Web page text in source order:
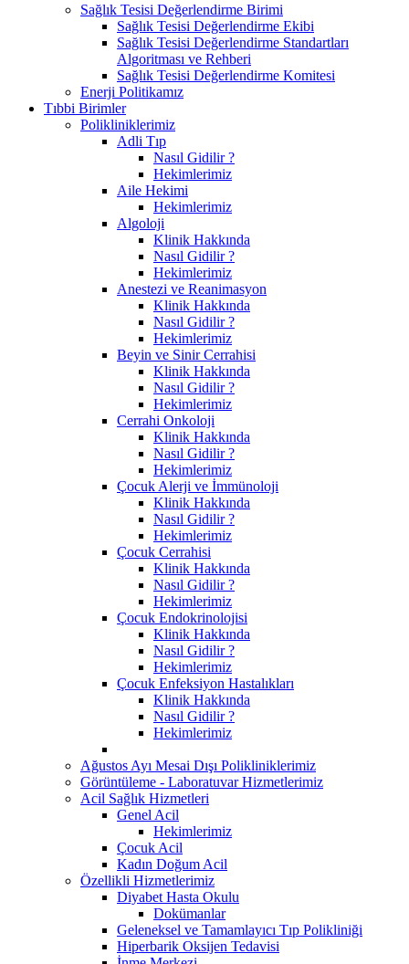
Sağlık Tesisi Değerlendirme Birimi
Sağlık Tesisi Değerlendirme Ekibi
Sağlık Tesisi Değerlendirme Standartları
Algoritması ve Rehberi
Sağlık Tesisi Değerlendirme Komitesi
Enerji Politikamız
Tıbbi Birimler
Polikliniklerimiz
Adli Tıp
Nasıl Gidilir ?
Hekimlerimiz
Aile Hekimi
Hekimlerimiz
Algoloji
Klinik Hakkında
Nasıl Gidilir ?
Hekimlerimiz
Anestezi ve Reanimasyon
Klinik Hakkında
Nasıl Gidilir ?
Hekimlerimiz
Beyin ve Sinir Cerrahisi
Klinik Hakkında
Nasıl Gidilir ?
Hekimlerimiz
Cerrahi Onkoloji
Klinik Hakkında
Nasıl Gidilir ?
Hekimlerimiz
Çocuk Alerji ve İmmünoloji
Klinik Hakkında
Nasıl Gidilir ?
Hekimlerimiz
Çocuk Cerrahisi
Klinik Hakkında
Nasıl Gidilir ?
Hekimlerimiz
Çocuk Endokrinolojisi
Klinik Hakkında
Nasıl Gidilir ?
Hekimlerimiz
Çocuk Enfeksiyon Hastalıkları
Klinik Hakkında
Nasıl Gidilir ?
Hekimlerimiz
Ağustos Ayı Mesai Dışı Polikliniklerimiz
Görüntüleme - Laboratuvar Hizmetlerimiz
Acil Sağlık Hizmetleri
Genel Acil
Hekimlerimiz
Çocuk Acil
Kadın Doğum Acil
Özellikli Hizmetlerimiz
Diyabet Hasta Okulu
Dokümanlar
Geleneksel ve Tamamlayıcı Tıp Polikliniği
Hiperbarik Oksijen Tedavisi